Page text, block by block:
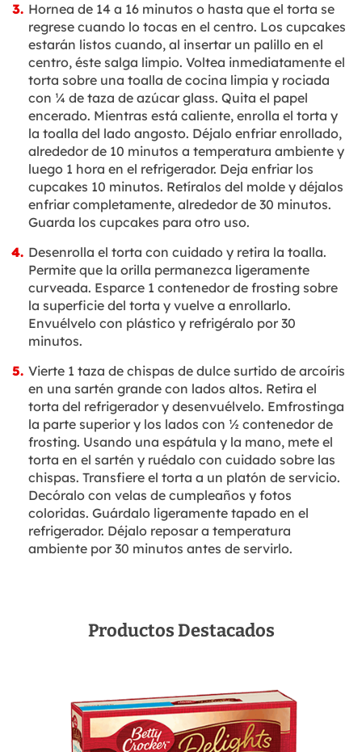
Hornea de 14 a 16 minutos o hasta que el torta se
regrese cuando lo tocas en el centro. Los cupcakes
estarán listos cuando, al insertar un palillo en el
centro, éste salga limpio. Voltea inmediatamente el
torta sobre una toalla de cocina limpia y rociada
con ¼ de taza de azúcar glass. Quita el papel
encerado. Mientras está caliente, enrolla el torta y
la toalla del lado angosto. Déjalo enfriar enrollado,
alrededor de 10 minutos a temperatura ambiente y
luego 1 hora en el refrigerador. Deja enfriar los
cupcakes 10 minutos. Retíralos del molde y déjalos
enfriar completamente, alrededor de 30 minutos.
Guarda los cupcakes para otro uso.
Desenrolla el torta con cuidado y retira la toalla.
Permite que la orilla permanezca ligeramente
curveada. Esparce 1 contenedor de frosting sobre
la superficie del torta y vuelve a enrollarlo.
Envuélvelo con plástico y refrigéralo por 30
minutos.
Vierte 1 taza de chispas de dulce surtido de arcoíris
en una sartén grande con lados altos. Retira el
torta del refrigerador y desenvuélvelo. Emfrostinga
la parte superior y los lados con ½ contenedor de
frosting. Usando una espátula y la mano, mete el
torta en el sartén y ruédalo con cuidado sobre las
chispas. Transfiere el torta a un platón de servicio.
Decóralo con velas de cumpleaños y fotos
coloridas. Guárdalo ligeramente tapado en el
refrigerador. Déjalo reposar a temperatura
ambiente por 30 minutos antes de servirlo.
Productos Destacados